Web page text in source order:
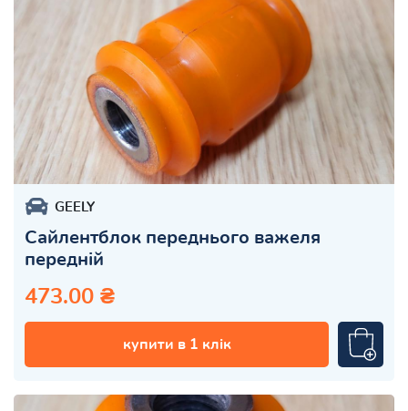
GEELY
Сайлентблок переднього важеля
передній
473.00 ₴
купити в 1 клік